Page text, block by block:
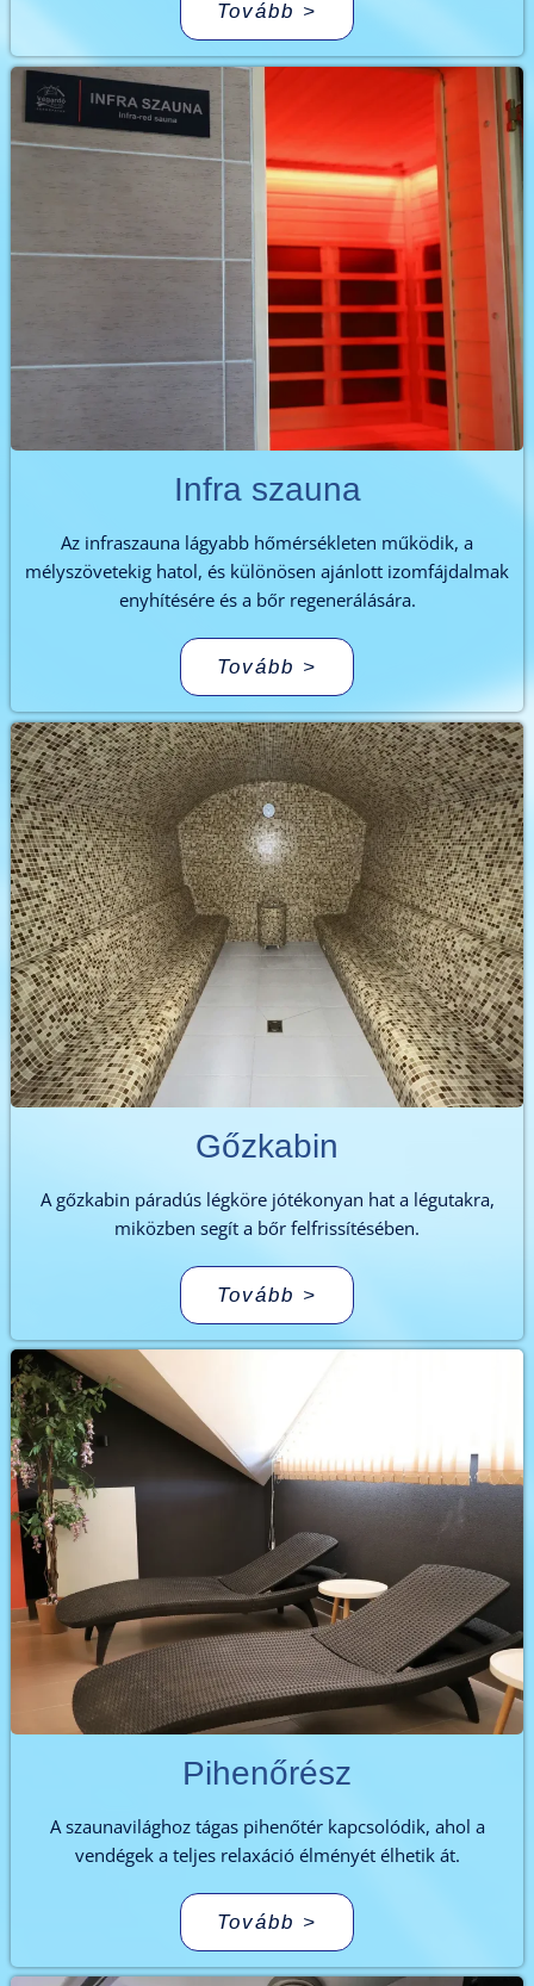
Tovább >
Infra szauna
Az infraszauna lágyabb hőmérsékleten működik, a
mélyszövetekig hatol, és különösen ajánlott izomfájdalmak
enyhítésére és a bőr regenerálására.
Tovább >
Gőzkabin
A gőzkabin páradús légköre jótékonyan hat a légutakra,
miközben segít a bőr felfrissítésében.
Tovább >
Pihenőrész
A szaunavilághoz tágas pihenőtér kapcsolódik, ahol a
vendégek a teljes relaxáció élményét élhetik át.
Tovább >